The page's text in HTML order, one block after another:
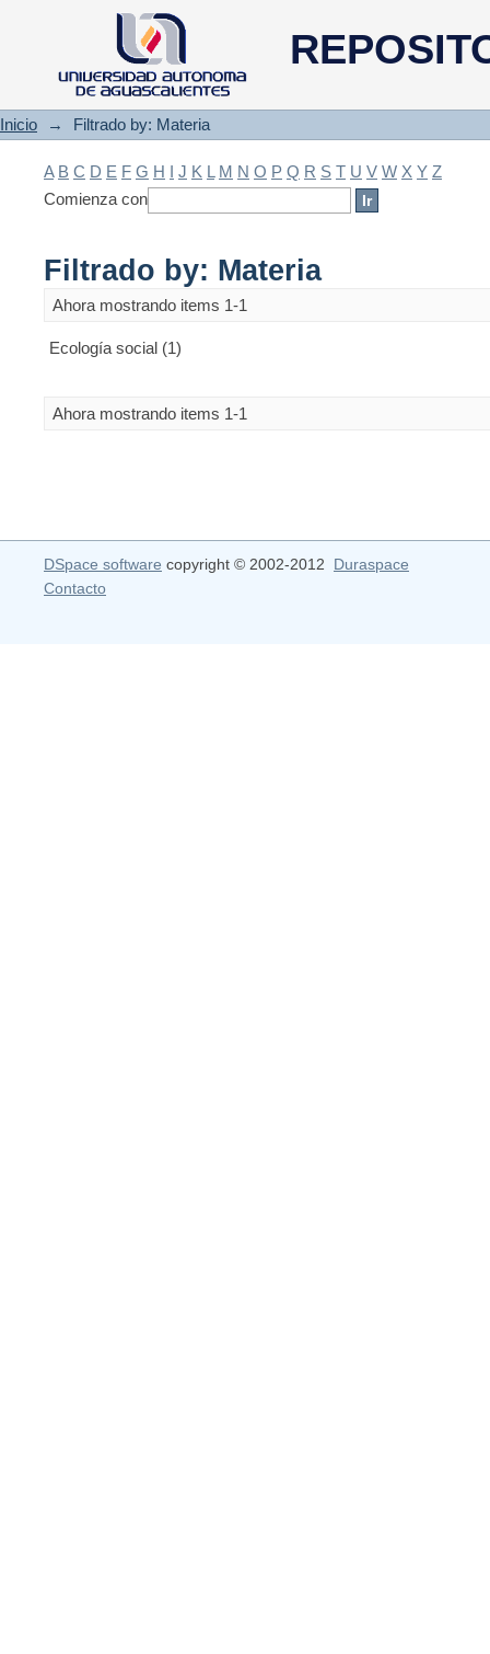
Filtrado by: Materia
Inicio → Filtrado by: Materia
A B C D E F G H I J K L M N O P Q R S T U V W X Y Z
Comienza con
Filtrado by: Materia
Ahora mostrando items 1-1
Ecología social (1)
Ahora mostrando items 1-1
DSpace software copyright © 2002-2012 Duraspace
Contacto